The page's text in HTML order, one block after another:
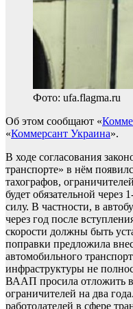
Фото: ufa.flagma.ru
Об этом сообщают «
«Коммерсант Украина».
В ходе согласования
транспорте» в нём
тахографов,
будет обязательной через
силу. В частности, в
через год после
скорости должны быть
поправки предложила
автомобильного
инфраструктуры не
ВААП просила отложить
ограничителей на два
работодателей в сфере